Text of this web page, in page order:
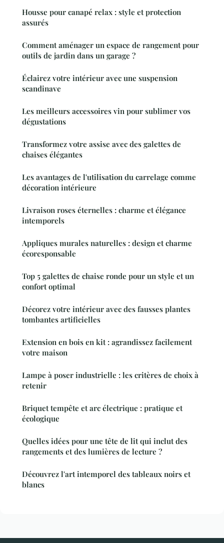
Housse pour canapé relax : style et protection
assurés
Comment aménager un espace de rangement pour
outils de jardin dans un garage ?
Éclairez votre intérieur avec une suspension
scandinave
Les meilleurs accessoires vin pour sublimer vos
dégustations
Transformez votre assise avec des galettes de
chaises élégantes
Les avantages de l'utilisation du carrelage comme
décoration intérieure
Livraison roses éternelles : charme et élégance
intemporels
Appliques murales naturelles : design et charme
écoresponsable
Top 5 galettes de chaise ronde pour un style et un
confort optimal
Décorez votre intérieur avec des fausses plantes
tombantes artificielles
Extension en bois en kit : agrandissez facilement
votre maison
Lampe à poser industrielle : les critères de choix à
retenir
Briquet tempête et arc électrique : pratique et
écologique
Quelles idées pour une tête de lit qui inclut des
rangements et des lumières de lecture ?
Découvrez l'art intemporel des tableaux noirs et
blancs